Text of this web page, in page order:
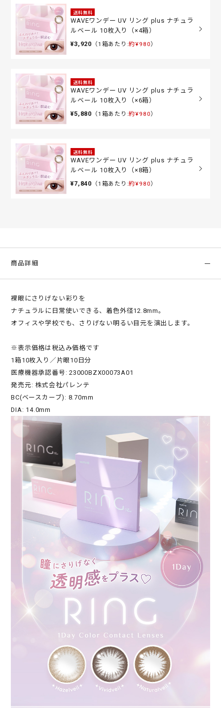
送料無料
WAVEワンデー UV リング plus ナチュラ
ルベール 10枚入り（×4箱）
¥3,920 （1箱あたり:約¥980）
送料無料
WAVEワンデー UV リング plus ナチュラ
ルベール 10枚入り（×6箱）
¥5,880 （1箱あたり:約¥980）
送料無料
WAVEワンデー UV リング plus ナチュラ
ルベール 10枚入り（×8箱）
¥7,840 （1箱あたり:約¥980）
商品詳細
裸眼にさりげない彩りを
ナチュラルに日常使いできる、着色外径12.8mm。
オフィスや学校でも、さりげない明るい目元を演出します。
※表示価格は税込み価格です
1箱10枚入り／片眼10日分
医療機器承認番号: 23000BZX00073A01
発売元: 株式会社パレンテ
BC(ベースカーブ): 8.70mm
DIA: 14.0mm